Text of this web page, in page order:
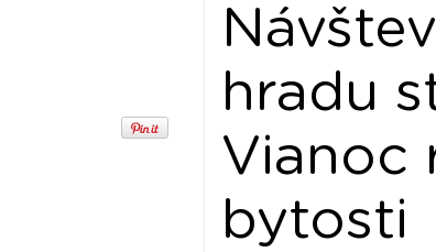
hradu
Vianoc
bytosti